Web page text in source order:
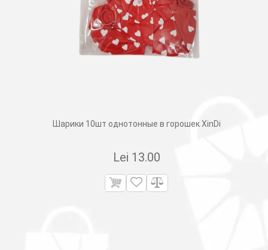
Шарики 10шт однотонные в горошек XinDi
Lei 13.00